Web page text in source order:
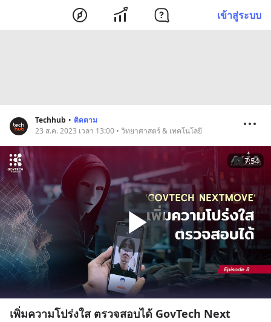
เข้าสู่ระบบ
Techhub • ติดตาม
23 ส.ค. 2023 เวลา 13:00 • วิทยาศาสตร์ & เทคโนโลยี
7:54
เพิ่มความโปร่งใส ตรวจสอบได้ GovTech Next